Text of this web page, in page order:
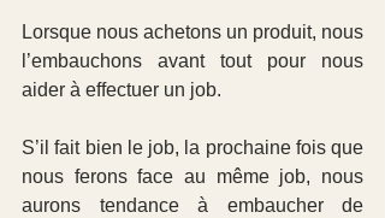
Lorsque nous achetons un produit, nous
l’embauchons avant tout pour nous
aider à effectuer un job.
S’il fait bien le job, la prochaine fois que
nous ferons face au même job, nous
aurons tendance à embaucher de